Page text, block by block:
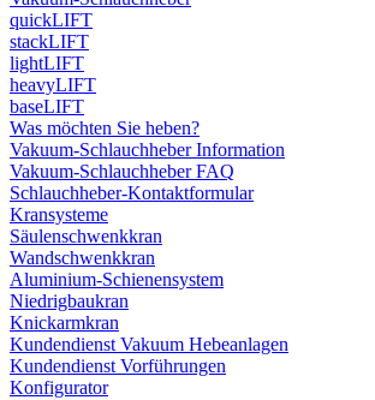
quickLIFT
stackLIFT
lightLIFT
heavyLIFT
baseLIFT
Was möchten Sie heben?
Vakuum-Schlauchheber Information
Vakuum-Schlauchheber FAQ
Schlauchheber-Kontaktformular
Kransysteme
Säulenschwenkkran
Wandschwenkkran
Aluminium-Schienensystem
Niedrigbaukran
Knickarmkran
Kundendienst Vakuum Hebeanlagen
Kundendienst Vorführungen
Konfigurator